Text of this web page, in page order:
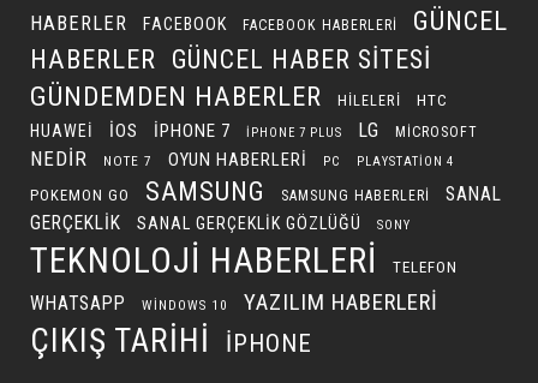
HABERLER
FACEBOOK FACEBOOK HABERLERI
GÜNCEL
HABERLER
GÜNCEL HABER SITESI
GÜNDEMDEN HABERLER HILELERI HTC
HUAWEI IOS IPHONE 7 IPHONE 7 PLUS LG MICROSOFT
NEDIR NOTE 7 OYUN HABERLERI PC PLAYSTATION 4
POKEMON GO SAMSUNG SAMSUNG HABERLERI
SANAL
GERÇEKLIK
SANAL GERÇEKLIK GÖZLÜĞÜ SONY
TEKNOLOJI HABERLERI TELEFON
WHATSAPP WINDOWS 10 YAZILIM HABERLERI
ÇIKIŞ TARIHI İPHONE